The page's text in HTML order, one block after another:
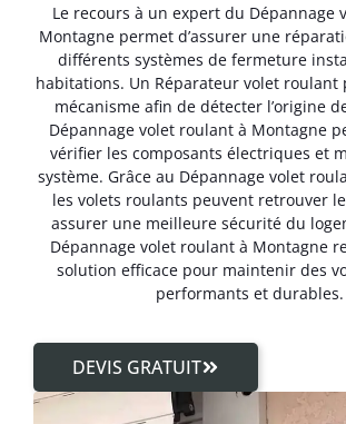
Le recours à un expert du Dépannage
Montagne permet d’assurer une
différents systèmes de fermeture
habitations. Un Réparateur volet roulant
mécanisme afin de détecter l’origine
Dépannage volet roulant à Montagne
vérifier les composants électriques et
système. Grâce au Dépannage volet
les volets roulants peuvent retrouver
assurer une meilleure sécurité du
Dépannage volet roulant à Montagne
solution efficace pour maintenir des
performants et durables.
DEVIS GRATUIT